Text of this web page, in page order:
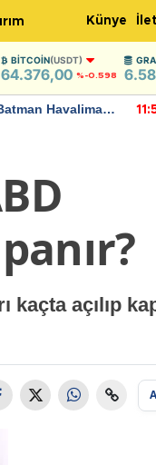
Künye
BITCOIN(USDT)
64.376,00 %-0.598
Havalimanı
kaçta açılıp